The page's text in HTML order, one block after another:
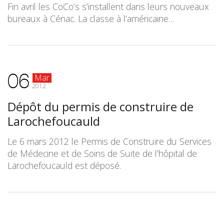
Fin avril les CoCo’s s’installent dans leurs nouveaux
bureaux à Cénac. La classe à l’américaine…
06 Mar
2012
Dépôt du permis de construire de
Larochefoucauld
Le 6 mars 2012 le Permis de Construire du Services
de Médecine et de Soins de Suite de l’hôpital de
Larochefoucauld est déposé.